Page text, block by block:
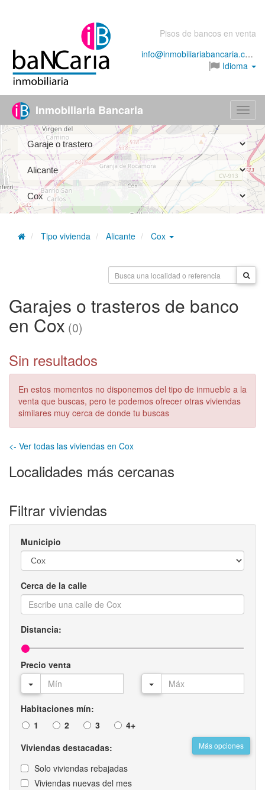
Pisos de bancos en venta
info@inmobiliariabancaria.com
Idioma
Menú
Inmobiliaria Bancaria
Tipo vivienda Alicante Cox
Garajes o trasteros de banco
en Cox (0)
Sin resultados
En estos momentos no disponemos del tipo de inmueble a la
venta que buscas, pero te podemos ofrecer otras viviendas
similares muy cerca de donde tu buscas
<- Ver todas las viviendas en Cox
Localidades más cercanas
Filtrar viviendas
Municipio
Cerca de la calle
Distancia:
Precio venta
Habitaciones mín:
1
2 3 4+
Más opciones
Viviendas destacadas:
Solo viviendas rebajadas
Viviendas nuevas del mes